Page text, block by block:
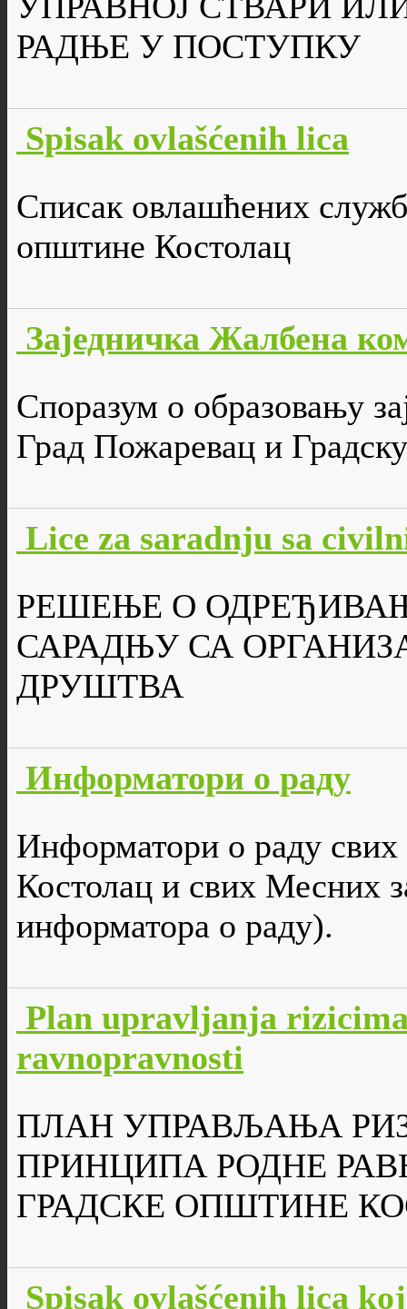
РАДЊЕ У ПОСТУПКУ
Spisak ovlašćenih lica
Списак овлашћених
општине Костолац
Заједничка Жалбена
Споразум о образовању
Град Пожаревац и
Lice za saradnju sa
РЕШЕЊЕ О
САРАДЊУ СА
ДРУШТВА
Информатори о раду
Информатори о раду
Костолац и свих Месних
информатора о раду).
Plan upravljanja
ravnopravnosti
ПЛАН УПРАВЉАЊА
ПРИНЦИПА РОДНЕ
ГРАДСКЕ ОПШТИНЕ
Spisak ovlašćenih lica